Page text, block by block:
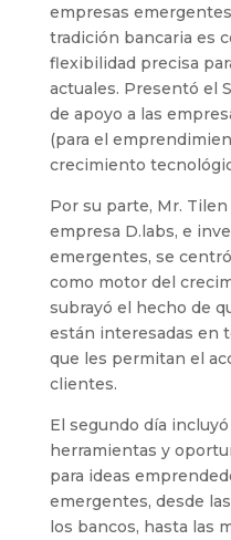
empresas
tradición bancaria es
flexibilidad precisa
actuales. Presentó el
de apoyo a las
(para el
crecimiento
Por su parte, Mr.
empresa D.labs, e
emergentes, se
como motor del
subrayó el hecho de
están interesadas en
que les permitan el
clientes.
El segundo día
herramientas y
para ideas
emergentes, desde
los bancos, hasta las